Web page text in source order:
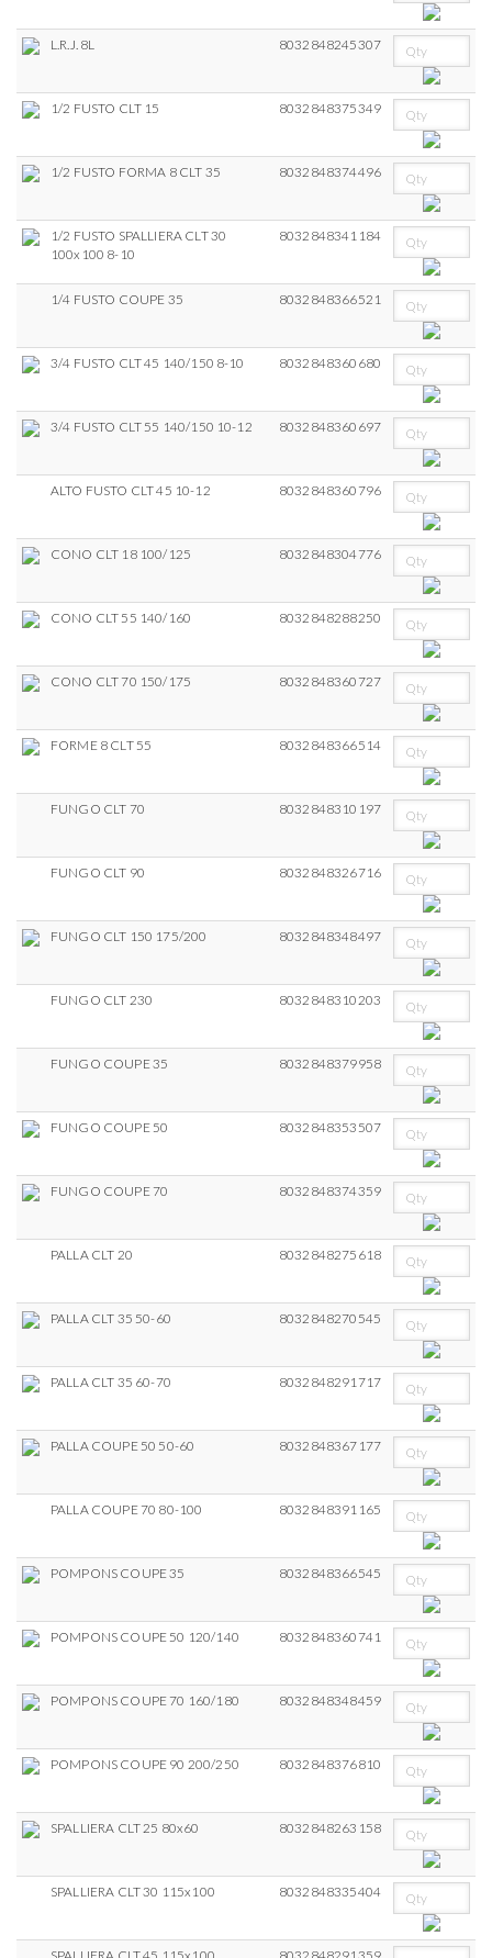
L.R.J. 8L 8032848245307
1/2 FUSTO CLT 15 8032848375349
1/2 FUSTO FORMA 8 CLT 35 8032848374496
1/2 FUSTO SPALLIERA CLT 30
100x100 8-10
8032848341184
1/4 FUSTO COUPE 35 8032848366521
3/4 FUSTO CLT 45 140/150 8-10 8032848360680
3/4 FUSTO CLT 55 140/150 10-12 8032848360697
ALTO FUSTO CLT 45 10-12 8032848360796
CONO CLT 18 100/125 8032848304776
CONO CLT 55 140/160 8032848288250
CONO CLT 70 150/175 8032848360727
FORME 8 CLT 55 8032848366514
FUNGO CLT 70 8032848310197
FUNGO CLT 90 8032848326716
FUNGO CLT 150 175/200 8032848348497
FUNGO CLT 230 8032848310203
FUNGO COUPE 35 8032848379958
FUNGO COUPE 50 8032848353507
FUNGO COUPE 70 8032848374359
PALLA CLT 20 8032848275618
PALLA CLT 35 50-60 8032848270545
PALLA CLT 35 60-70 8032848291717
PALLA COUPE 50 50-60 8032848367177
PALLA COUPE 70 80-100 8032848391165
POMPONS COUPE 35 8032848366545
POMPONS COUPE 50 120/140 8032848360741
POMPONS COUPE 70 160/180 8032848348459
POMPONS COUPE 90 200/250 8032848376810
SPALLIERA CLT 25 80x60 8032848263158
SPALLIERA CLT 30 115x100 8032848335404